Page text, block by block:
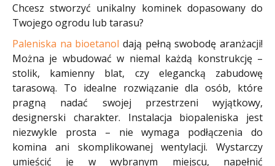
Chcesz stworzyć unikalny kominek dopasowany do
Twojego ogrodu lub tarasu?
Paleniska na bioetanol dają pełną swobodę aranżacji!
Można je wbudować w niemal każdą konstrukcję –
stolik, kamienny blat, czy elegancką zabudowę
tarasową. To idealne rozwiązanie dla osób, które
pragną nadać swojej przestrzeni wyjątkowy,
designerski charakter. Instalacja biopaleniska jest
niezwykle prosta – nie wymaga podłączenia do
komina ani skomplikowanej wentylacji. Wystarczy
umieścić je w wybranym miejscu, napełnić